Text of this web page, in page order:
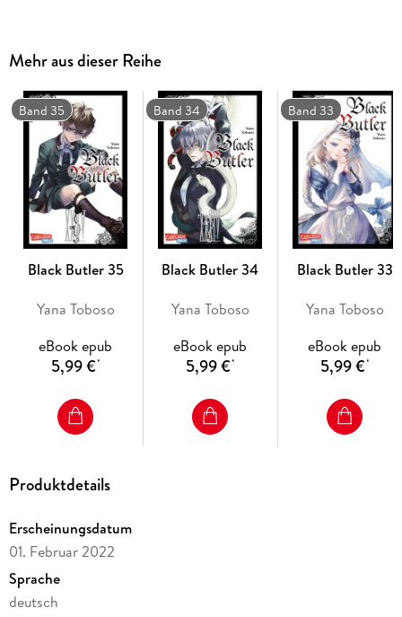
- empfohlen ab 14 Jahren
- Artbook und Character Guide zum Manga
- Anime auf Netflix
- Anime-DVD/Blu-ray von KAZÉ Anime
- Kinofilm
- Live-Action-Film
- Die Serie gilt als noch nicht abgeschlossen.
Mehr aus dieser Reihe
Band 35
Black Butler 35
Yana Toboso
eBook epub
5,99 €*
Band 34
Black Butler 34
Yana Toboso
eBook epub
5,99 €*
Band 33
Black Butler 33
Yana Toboso
eBook epub
5,99 €*
Produktdetails
Erscheinungsdatum
01. Februar 2022
Sprache
deutsch